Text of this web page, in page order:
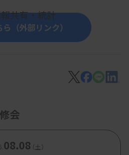
共有・統計
（外部リンク）
会
08.08（土）